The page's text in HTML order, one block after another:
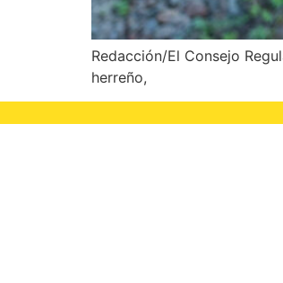
Redacción/El Consejo
herreño,